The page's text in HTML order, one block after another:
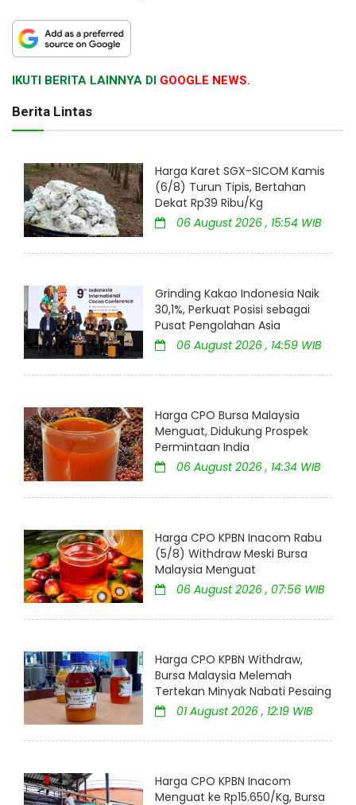
IKUTI BERITA LAINNYA DI GOOGLE NEWS.
Berita Lintas
Harga Karet SGX-SICOM Kamis
(6/8) Turun Tipis, Bertahan
Dekat Rp39 Ribu/Kg
06 August 2026 , 15:54 WIB
Grinding Kakao Indonesia Naik
30,1%, Perkuat Posisi sebagai
Pusat Pengolahan Asia
06 August 2026 , 14:59 WIB
Harga CPO Bursa Malaysia
Menguat, Didukung Prospek
Permintaan India
06 August 2026 , 14:34 WIB
Harga CPO KPBN Inacom Rabu
(5/8) Withdraw Meski Bursa
Malaysia Menguat
06 August 2026 , 07:56 WIB
Harga CPO KPBN Withdraw,
Bursa Malaysia Melemah
Tertekan Minyak Nabati Pesaing
01 August 2026 , 12:19 WIB
Harga CPO KPBN Inacom
Menguat ke Rp15.650/Kg, Bursa